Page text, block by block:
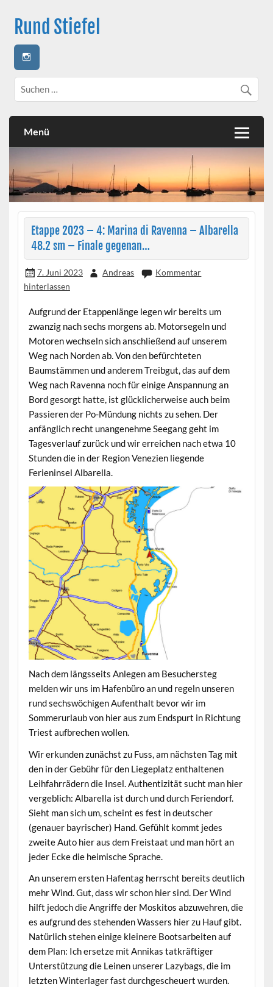
contentRund Stiefel
Ein Segeltörn rund um die italienische Halbinsel |
Circumnavigating the italian peninsula | Attorno allo stivale
Menü
Etappe 2023 – 4: Marina di Ravenna – Albarella
48.2 sm – Finale gegenan…
7. Juni 2023 Andreas
Kommentar
hinterlassen
Aufgrund der Etappenlänge legen wir bereits um
zwanzig nach sechs morgens ab. Motorsegeln und
Motoren wechseln sich anschließend auf unserem
Weg nach Norden ab. Von den befürchteten
Baumstämmen und anderem Treibgut, das auf dem
Weg nach Ravenna noch für einige Anspannung an
Bord gesorgt hatte, ist glücklicherweise auch beim
Passieren der Po-Mündung nichts zu sehen. Der
anfänglich recht unangenehme Seegang geht im
Tagesverlauf zurück und wir erreichen nach etwa 10
Stunden die in der Region Venezien liegende
Ferieninsel Albarella.
Nach dem längsseits Anlegen am Besuchersteg
melden wir uns im Hafenbüro an und regeln unseren
rund sechswöchigen Aufenthalt bevor wir im
Sommerurlaub von hier aus zum Endspurt in Richtung
Triest aufbrechen wollen.
Wir erkunden zunächst zu Fuss, am nächsten Tag mit
den in der Gebühr für den Liegeplatz enthaltenen
Leihfahrrädern die Insel. Authentizität sucht man hier
vergeblich: Albarella ist durch und durch Feriendorf.
Sieht man sich um, scheint es fest in deutscher
(genauer bayrischer) Hand. Gefühlt kommt jedes
zweite Auto hier aus dem Freistaat und man hört an
jeder Ecke die heimische Sprache.
An unserem ersten Hafentag herrscht bereits deutlich
mehr Wind. Gut, dass wir schon hier sind. Der Wind
hilft jedoch die Angriffe der Moskitos abzuwehren, die
es aufgrund des stehenden Wassers hier zu Hauf gibt.
Natürlich stehen einige kleinere Bootsarbeiten auf
dem Plan: Ich ersetze mit Annikas tatkräftiger
Unterstützung die Leinen unserer Lazybags, die im
letzten Winterlager fast durchgescheuert wurden.